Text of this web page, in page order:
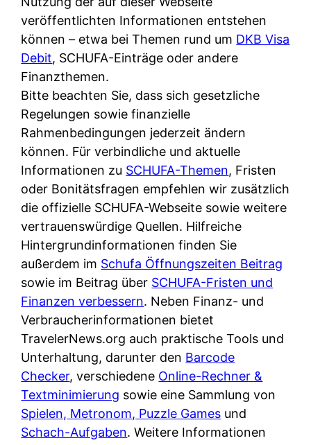
e
n
r
u
s
s
i
s
h
e
B
a
n
k
k
a
r
t
e
n
M
I
R
s
t
w
i
r
k
l
i
c
h
k
o
s
t
e
n
l
o
s
u
n
d
w
r
S
c
h
u
t
z
d
e
r
F
i
r
m
a
a
m
p
r
i
v
a
t
e
veröffentlichten Informationen entstehen
können – etwa bei Themen rund um DKB Visa
Debit, SCHUFA-Einträge oder andere
Finanzthemen.
Bitte beachten Sie, dass sich gesetzliche
Regelungen sowie finanzielle
Rahmenbedingungen jederzeit ändern
können. Für verbindliche und aktuelle
Informationen zu SCHUFA-Themen, Fristen
oder Bonitätsfragen empfehlen wir zusätzlich
die offizielle SCHUFA-Webseite sowie weitere
vertrauenswürdige Quellen. Hilfreiche
Hintergrundinformationen finden Sie
außerdem im Schufa Öffnungszeiten Beitrag
sowie im Beitrag über SCHUFA-Fristen und
Finanzen verbessern. Neben Finanz- und
Verbraucherinformationen bietet
TravelerNews.org auch praktische Tools und
Unterhaltung, darunter den Barcode
Checker, verschiedene Online-Rechner &
Textminimierung sowie eine Sammlung von
Spielen, Metronom, Puzzle Games und
Schach-Aufgaben. Weitere Informationen